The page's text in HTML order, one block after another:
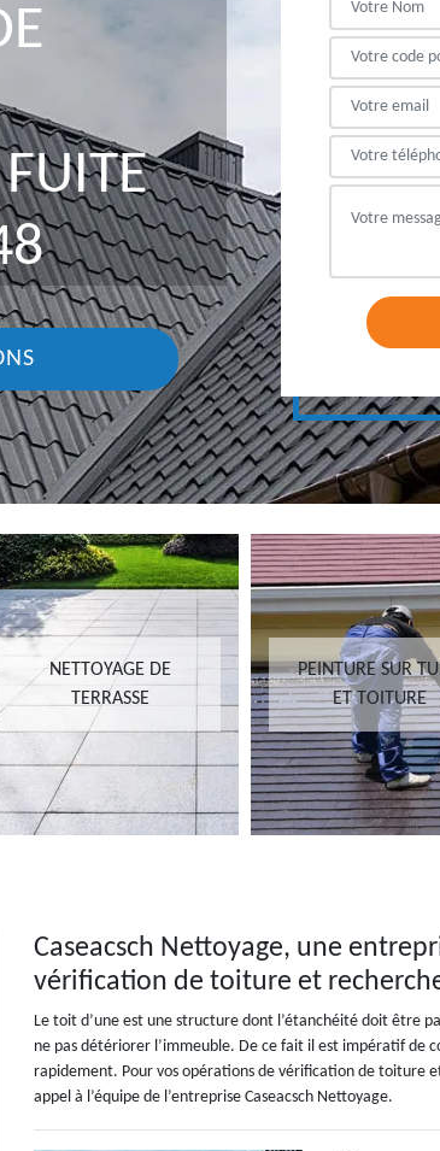
NETTOYAGE DE
TERRASSE
PEINTURE SUR
ET TOITURE
Caseacsch Nettoyage, une
vérification de toiture et
Le toit d’une est une structure dont l’étanchéité doit être
ne pas détériorer l’immeuble. De ce fait il est impératif de
rapidement. Pour vos opérations de vérification de toiture
appel à l’équipe de l’entreprise Caseacsch Nettoyage.